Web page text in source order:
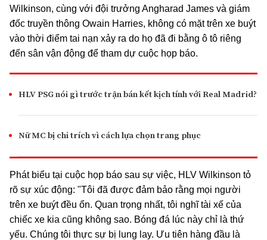
Wilkinson, cùng với đội trưởng Angharad James và giám
đốc truyền thông Owain Harries, không có mặt trên xe buýt
vào thời điểm tai nạn xảy ra do họ đã đi bằng ô tô riêng
đến sân vận động để tham dự cuộc họp báo.
HLV PSG nói gì trước trận bán kết kịch tính với Real Madrid?
Nữ MC bị chỉ trích vì cách lựa chọn trang phục
Phát biểu tại cuộc họp báo sau sự việc, HLV Wilkinson tỏ
rõ sự xúc động: "Tôi đã được đảm bảo rằng mọi người
trên xe buýt đều ổn. Quan trọng nhất, tôi nghĩ tài xế của
chiếc xe kia cũng không sao. Bóng đá lúc này chỉ là thứ
yếu. Chúng tôi thực sự bị lung lay. Ưu tiên hàng đầu là